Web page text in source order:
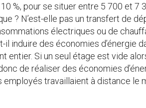
%, pour se situer entre 5 700 et 7
? N’est-elle pas un transfert de
électriques ou de
induire des économies d’énergie
entier. Si un seul étage est vide
de réaliser des économies
travaillaient à distance le